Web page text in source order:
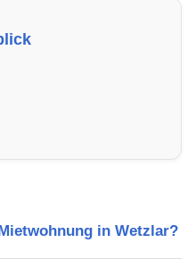
in Wetzlar:
Schulen,
in Wetzlar?